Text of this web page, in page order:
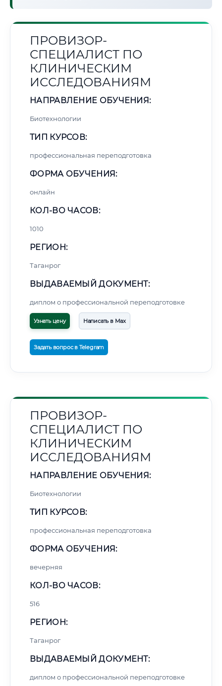
ПРОВИЗОР-
СПЕЦИАЛИСТ ПО
КЛИНИЧЕСКИМ
ИССЛЕДОВАНИЯМ
НАПРАВЛЕНИЕ ОБУЧЕНИЯ:
Биотехнологии
ТИП КУРСОВ:
профессиональная переподготовка
ФОРМА ОБУЧЕНИЯ:
онлайн
КОЛ-ВО ЧАСОВ:
1010
РЕГИОН:
Таганрог
ВЫДАВАЕМЫЙ ДОКУМЕНТ:
диплом о профессиональной переподготовке
Узнать цену Написать в Max
Задать вопрос в Telegram
ПРОВИЗОР-
СПЕЦИАЛИСТ ПО
КЛИНИЧЕСКИМ
ИССЛЕДОВАНИЯМ
НАПРАВЛЕНИЕ ОБУЧЕНИЯ:
Биотехнологии
ТИП КУРСОВ:
профессиональная переподготовка
ФОРМА ОБУЧЕНИЯ:
вечерняя
КОЛ-ВО ЧАСОВ:
516
РЕГИОН:
Таганрог
ВЫДАВАЕМЫЙ ДОКУМЕНТ:
диплом о профессиональной переподготовке